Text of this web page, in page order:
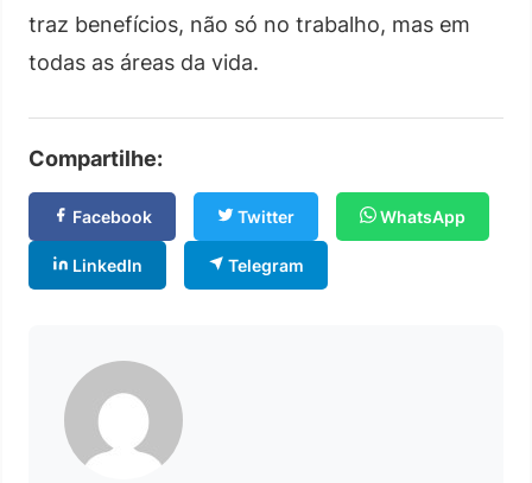
traz benefícios, não só no trabalho, mas em
todas as áreas da vida.
Compartilhe:
Facebook Twitter WhatsApp
LinkedIn Telegram